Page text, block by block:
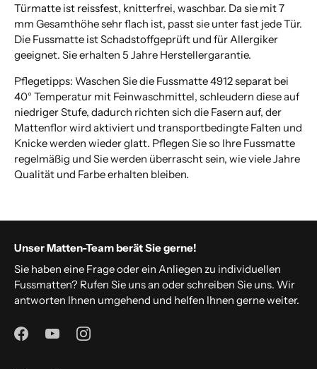
Türmatte ist reissfest, knitterfrei, waschbar. Da sie mit 7
mm Gesamthöhe sehr flach ist, passt sie unter fast jede Tür.
Die Fussmatte ist Schadstoffgeprüft und für Allergiker
geeignet. Sie erhalten 5 Jahre Herstellergarantie.
Pflegetipps: Waschen Sie die Fussmatte 4912 separat bei
40° Temperatur mit Feinwaschmittel, schleudern diese auf
niedriger Stufe, dadurch richten sich die Fasern auf, der
Mattenflor wird aktiviert und transportbedingte Falten und
Knicke werden wieder glatt. Pflegen Sie so Ihre Fussmatte
regelmäßig und Sie werden überrascht sein, wie viele Jahre
Qualität und Farbe erhalten bleiben.
Unser Matten-Team berät Sie gerne!
Sie haben eine Frage oder ein Anliegen zu individuellen
Fussmatten? Rufen Sie uns an oder schreiben Sie uns. Wir
antworten Ihnen umgehend und helfen Ihnen gerne weiter.